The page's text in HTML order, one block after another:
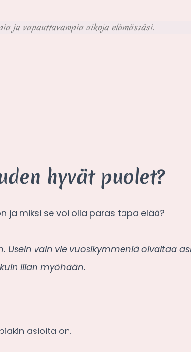
ja vapauttavampia aikoja elämässäsi.
hyvät puolet?
ja miksi se voi olla paras tapa elää?
Usein vain vie vuosikymmeniä oivaltaa
liian myöhään.
asioita on.